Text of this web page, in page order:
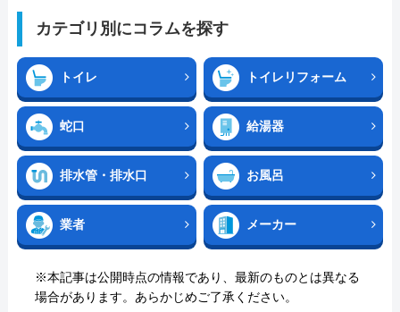
カテゴリ別にコラムを探す
トイレ トイレリフォーム
蛇口 給湯器
排水管・排水口 お風呂
業者 メーカー
※本記事は公開時点の情報であり、最新のものとは異なる
場合があります。あらかじめご了承ください。